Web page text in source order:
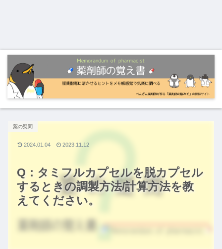
Q：タミフルカプセルを脱カプセル
するときの調製方法/計算方法を教
えてください。
薬の疑問
2024.01.04 2023.11.12